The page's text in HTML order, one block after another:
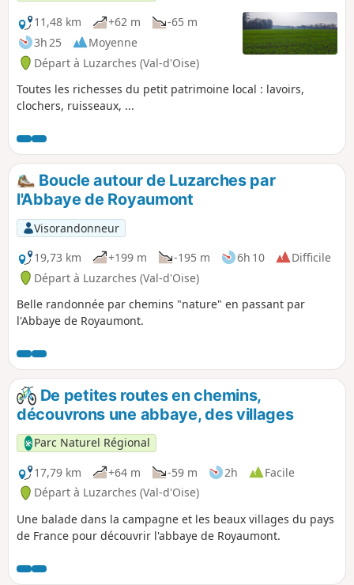
11,48 km
+62 m
-65 m
3h 25
Moyenne
Départ à Luzarches (Val-d'Oise)
Toutes les richesses du petit patrimoine local : lavoirs,
clochers, ruisseaux, ...
Boucle autour de Luzarches par
l'Abbaye de Royaumont
Visorandonneur
19,73 km
+199 m -195 m 6h 10
Difficile
Départ à Luzarches (Val-d'Oise)
Belle randonnée par chemins "nature" en passant par
l'Abbaye de Royaumont.
De petites routes en chemins,
découvrons une abbaye, des villages
Parc Naturel Régional
17,79 km
+64 m -59 m 2h
Facile
Départ à Luzarches (Val-d'Oise)
Une balade dans la campagne et les beaux villages du pays
de France pour découvrir l'abbaye de Royaumont.